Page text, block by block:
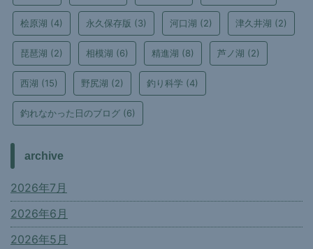
桧原湖 (4) 永久保存版 (3) 河口湖 (2) 津久井湖 (2)
琵琶湖 (2) 相模湖 (6) 精進湖 (8) 芦ノ湖 (2)
西湖 (15) 野尻湖 (2) 釣り科学 (4)
釣れなかった日のブログ (6)
archive
2026年7月
2026年6月
2026年5月